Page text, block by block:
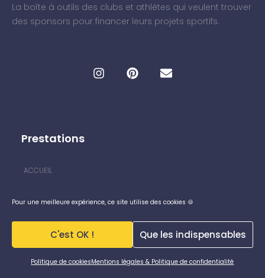
Pour une meilleure expérience, ce site utilise des cookies 🍪
C'est OK ! Que les indispensables
Politique de cookiesMentions légales & Politique de confidentialité
La boîte à outils des clubs et athlètes qui veulent trouver
des sponsors pour financer leurs projets sportifs.
Prestations
ACCUEIL
CRÉATION DE DOSSIER DE SPONSORING